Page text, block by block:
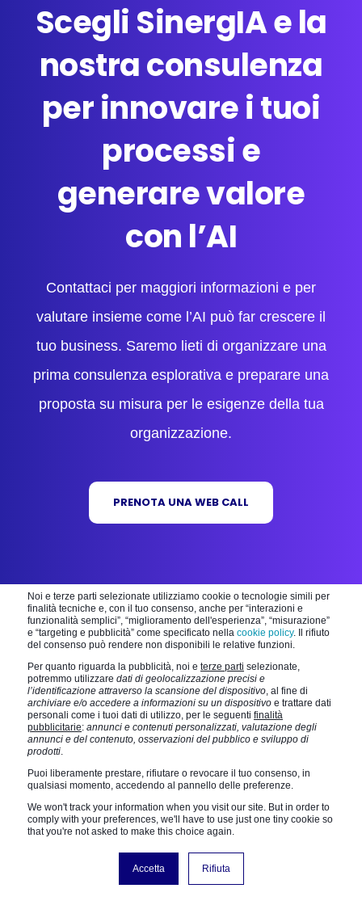
Noi e terze parti selezionate utilizziamo cookie o tecnologie simili per
finalità tecniche e, con il tuo consenso, anche per “interazioni e
funzionalità semplici”, “miglioramento dell'esperienza”, “misurazione”
e “targeting e pubblicità” come specificato nella cookie policy. Il rifiuto
del consenso può rendere non disponibili le relative funzioni.
Per quanto riguarda la pubblicità, noi e terze parti selezionate,
potremmo utilizzare dati di geolocalizzazione precisi e
l’identificazione attraverso la scansione del dispositivo, al fine di
archiviare e/o accedere a informazioni su un dispositivo e trattare dati
personali come i tuoi dati di utilizzo, per le seguenti finalità
pubblicitarie: annunci e contenuti personalizzati, valutazione degli
annunci e del contenuto, osservazioni del pubblico e sviluppo di
prodotti.
Puoi liberamente prestare, rifiutare o revocare il tuo consenso, in
qualsiasi momento, accedendo al pannello delle preferenze.
We won't track your information when you visit our site. But in order to
comply with your preferences, we'll have to use just one tiny cookie so
that you're not asked to make this choice again.
Accetta Rifiuta
Scegli SinergIA e la
nostra consulenza
per innovare i tuoi
processi e
generare valore
con l’AI
Contattaci per maggiori informazioni e per
valutare insieme come l’AI può far crescere il
tuo business. Saremo lieti di organizzare una
prima consulenza esplorativa e preparare una
proposta su misura per le esigenze della tua
organizzazione.
PRENOTA UNA WEB CALL
Consulenza manageriale per
lo sviluppo di progetti
digitali.
Aiutiamo le aziende a realizzare le loro idee nel
mondo digitale individuando nuovi percorsi e
soluzioni efficaci. Siamo bravi ascoltatori in grado di
progettare strategie sartoriali: realizziamo progetti